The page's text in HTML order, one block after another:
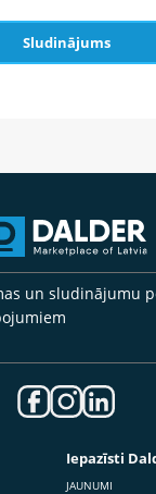
Sludinājums
un sludinājumu
Iepazīsti
JAUNUMI